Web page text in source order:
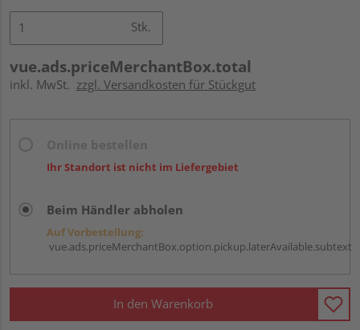
Stk.
vue.ads.priceMerchantBox.total
inkl. MwSt. zzgl. Versandkosten für Stückgut
Ihr Standort ist nicht im Liefergebiet
Beim Händler abholen
Auf Vorbestellung:
vue.ads.priceMerchantBox.option.pickup.laterAvailable.subtext
In den Warenkorb